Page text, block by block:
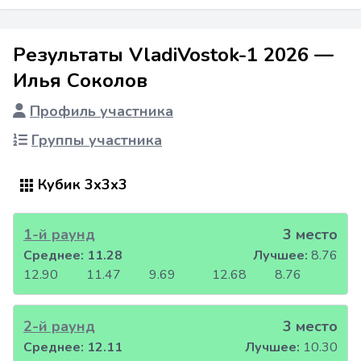
Результаты VladiVostok-1 2026 —
Илья Соколов
Профиль участника
Группы участника
Кубик 3x3x3
1-й раунд 3 место
12.90 11.47 9.69 12.68 8.76
Среднее: 11.28 Лучшее: 8.76
2-й раунд 3 место
Среднее: 12.11 Лучшее: 10.30